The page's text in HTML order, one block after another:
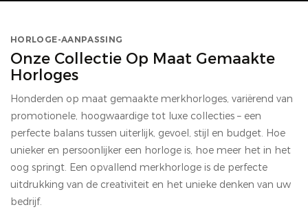
HORLOGE-AANPASSING
Onze Collectie Op Maat Gemaakte
Horloges
Honderden op maat gemaakte merkhorloges, variërend van
promotionele, hoogwaardige tot luxe collecties – een
perfecte balans tussen uiterlijk, gevoel, stijl en budget. Hoe
unieker en persoonlijker een horloge is, hoe meer het in het
oog springt. Een opvallend merkhorloge is de perfecte
uitdrukking van de creativiteit en het unieke denken van uw
bedrijf.